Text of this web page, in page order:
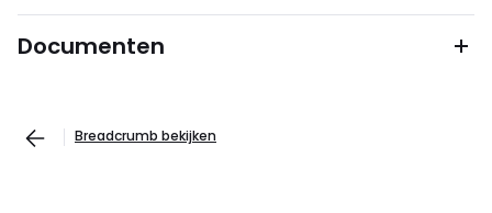
Documenten
Breadcrumb bekijken